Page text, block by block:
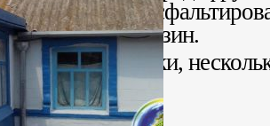
пути к дому
остановка, магазин.
две заправки,
магазин.